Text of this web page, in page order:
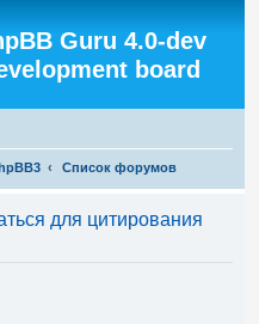
Guru 4.0-dev
board
Список форумов
для цитирования